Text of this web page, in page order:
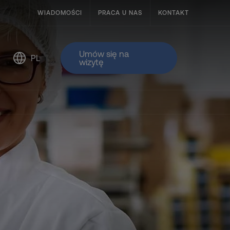
WIADOMOŚCI PRACA U NAS KONTAKT
opakowań elastycznych
żywnościowa
taśmowych
PL
Umów się na
wizytę